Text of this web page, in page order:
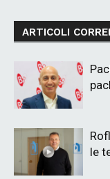
ARTICOLI
le